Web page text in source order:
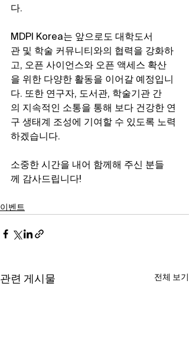
다.
MDPI Korea는 앞으로도 대학도서
관 및 학술 커뮤니티와의 협력을 강화하
고, 오픈 사이언스와 오픈 액세스 확산
을 위한 다양한 활동을 이어갈 예정입니
다. 또한 연구자, 도서관, 학술기관 간
의 지속적인 소통을 통해 보다 건강한 연
구 생태계 조성에 기여할 수 있도록 노력
하겠습니다.
소중한 시간을 내어 함께해 주신 분들
께 감사드립니다!
이벤트
관련 게시물 전체 보기